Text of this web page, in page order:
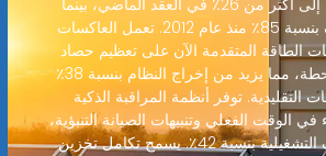
انخفضت التكاليف بنسبة 85٪ منذ عام 2012. تعمل العاكسات
الطاقة المتقدمة الآن على تعظيم حصاد
الطاقة من كل محطة، مما يزيد من إخراج النظام بنسبة 38٪
التقليدية. توفر أنظمة المراقبة الذكية
في الوقت الفعلي وتنبيهات الصيانة التنبؤية،
مما يقلل التكاليف التشغيلية بنسبة 42٪. يسمح تكامل تخزين